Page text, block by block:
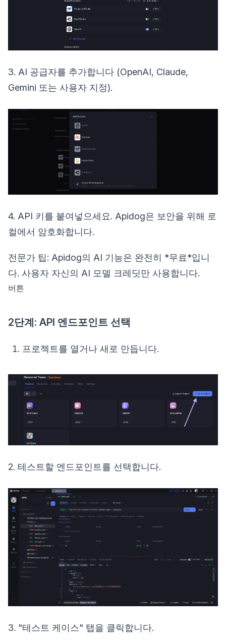
3. AI 공급자를 추가합니다 (OpenAI, Claude,
Gemini 또는 사용자 지정).
4. API 키를 붙여넣으세요. Apidog은 보안을 위해 로
컬에서 암호화합니다.
전문가 팁: Apidog의 AI 기능은 완전히 *무료*입니
다. 사용자 자신의 AI 모델 크레딧만 사용합니다.
버튼
2단계: API 엔드포인트 선택
프로젝트를 열거나 새로 만듭니다.
2. 테스트할 엔드포인트를 선택합니다.
3. "테스트 케이스" 탭을 클릭합니다.